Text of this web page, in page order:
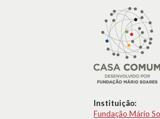
Instituição:
Fundação Mário